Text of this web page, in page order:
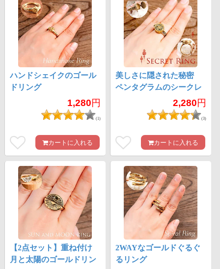
ハンドシェイクのゴール
ドリング
1,280円
(1)
カートに入れる
美しさに隠された秘密
ペンタグラムのシークレ
2,280円
(3)
カートに入れる
【2点セット】重ね付け
月と太陽のゴールドリン
2WAYなゴールドぐるぐ
るリング